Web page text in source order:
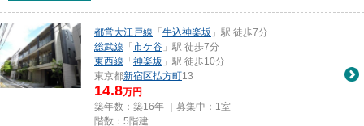
都営大江戸線 「 牛込神楽坂 」駅 徒歩7分
総武線 「 市ケ谷 」駅 徒歩7分
東西線 「 神楽坂 」駅 徒歩10分
東京都新宿区払方町13
14.8万円
築年数：築16年 ｜募集中： 1室
階数：5階建